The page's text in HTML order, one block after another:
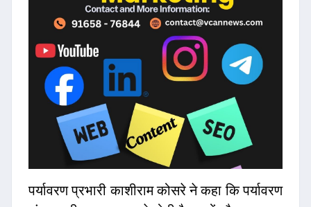
पर्यावरण प्रभारी काशीराम कोसरे ने कहा कि पर्यावरण